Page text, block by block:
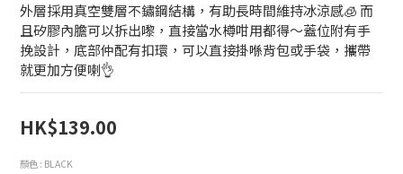
外層採用真空雙層不鏽鋼結構，有助長時間維持冰涼感🧊 而
且矽膠內膽可以拆出嚟，直接當水樽咁用都得～蓋位附有手
挽設計，底部仲配有扣環，可以直接掛喺背包或手袋，攜帶
就更加方便喇👌
HK$139.00
顏色 : BLACK